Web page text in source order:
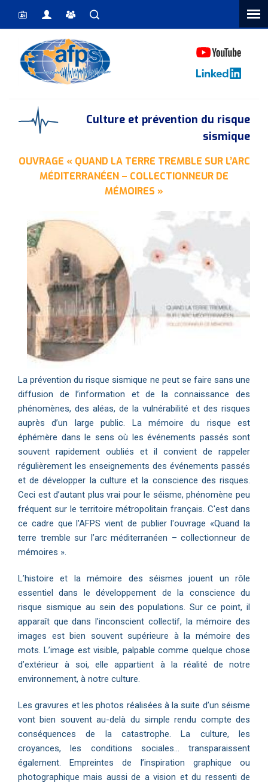
Vous êtes ici
Culture et prévention du risque
sismique
OUVRAGE « QUAND LA TERRE TREMBLE SUR L’ARC
MÉDITERRANÉEN – COLLECTIONNEUR DE
MÉMOIRES »
La prévention du risque sismique ne peut se faire sans une
diffusion de l’information et de la connaissance des
phénomènes, des aléas, de la vulnérabilité et des risques
auprès d’un large public. La mémoire du risque est
éphémère dans le sens où les événements passés sont
souvent rapidement oubliés et il convient de rappeler
régulièrement les enseignements des événements passés
et de développer la culture et la conscience des risques.
Ceci est d’autant plus vrai pour le séisme, phénomène peu
fréquent sur le territoire métropolitain français. C'est dans
ce cadre que l'AFPS vient de publier l'ouvrage «Quand la
terre tremble sur l’arc méditerranéen – collectionneur de
mémoires ».
L’histoire et la mémoire des séismes jouent un rôle
essentiel dans le développement de la conscience du
risque sismique au sein des populations. Sur ce point, il
apparaît que dans l’inconscient collectif, la mémoire des
images est bien souvent supérieure à la mémoire des
mots. L’image est visible, palpable comme quelque chose
d’extérieur à soi, elle appartient à la réalité de notre
environnement, à notre culture.
Les gravures et les photos réalisées à la suite d’un séisme
vont bien souvent au-delà du simple rendu compte des
conséquences de la catastrophe. La culture, les
croyances, les conditions sociales… transparaissent
également. Empreintes de l’inspiration graphique ou
photographique mais aussi de a vision et du ressenti de